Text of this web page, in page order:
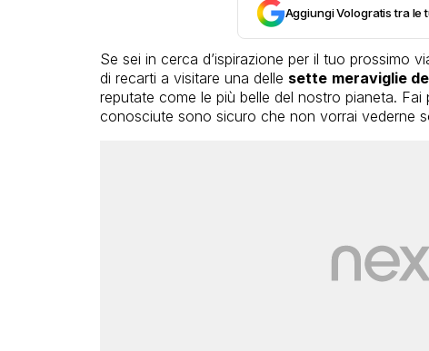
Aggiungi Vologratis tra le
Se sei in cerca d’ispirazione per il tuo prossimo
di recarti a visitare una delle sette meraviglie
reputate come le più belle del nostro pianeta.
conosciute sono sicuro che non vorrai vederne